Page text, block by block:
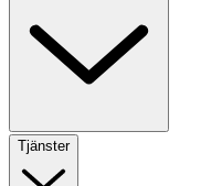
Tjänster